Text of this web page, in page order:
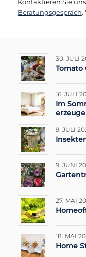
Kontaktieren Sie
Beratungsgespräch.
30. JULI
Tomato
16. JULI
Im
9. JULI
9. JUNI
27. MAI
18. MAI
Home